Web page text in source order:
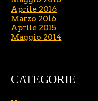
Aprile 2016
Marzo 2016
Aprile 2015
Maggio 2014
CATEGORIE